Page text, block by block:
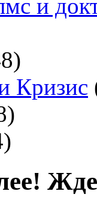
и
Кризис